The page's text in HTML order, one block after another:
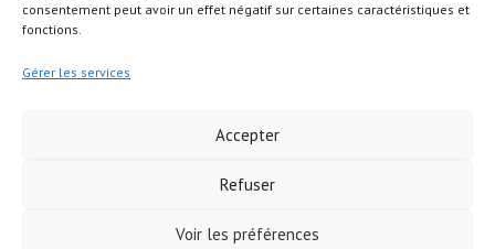
consentement peut avoir un effet négatif sur certaines caractéristiques et
fonctions.
Gérer les services
Accepter
Refuser
Voir les préférences
Copyright © 2026